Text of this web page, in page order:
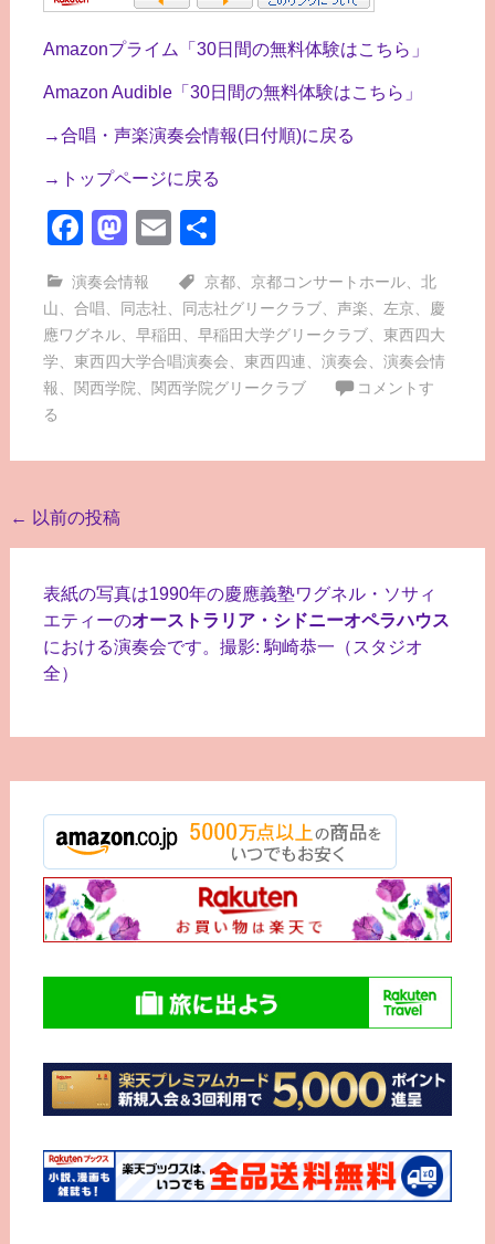
Amazonプライム「30日間の無料体験はこちら」
Amazon Audible「30日間の無料体験はこちら」
→合唱・声楽演奏会情報(日付順)に戻る
→トップページに戻る
Facebook
Mastodon
Email
有
演奏会情報 京都、 京都コンサートホール、 北
山、 合唱、 同志社、 同志社グリークラブ、 声楽、 左京、 慶
應ワグネル、 早稲田 、 早稲田大学グリークラブ、 東西四大
学、 東西四大学合唱演奏会、 東西四連、 演奏会、 演奏会情
報、 関西学院、 関西学院グリークラブ
コメントす
る
投
稿
シ
← 以前の投稿
表紙の写真は1990年の慶應義塾ワグネル・ソサィ
エティーのオーストラリア・シドニーオペラハウス
における演奏会です。撮影: 駒崎恭一（スタジオ
全）